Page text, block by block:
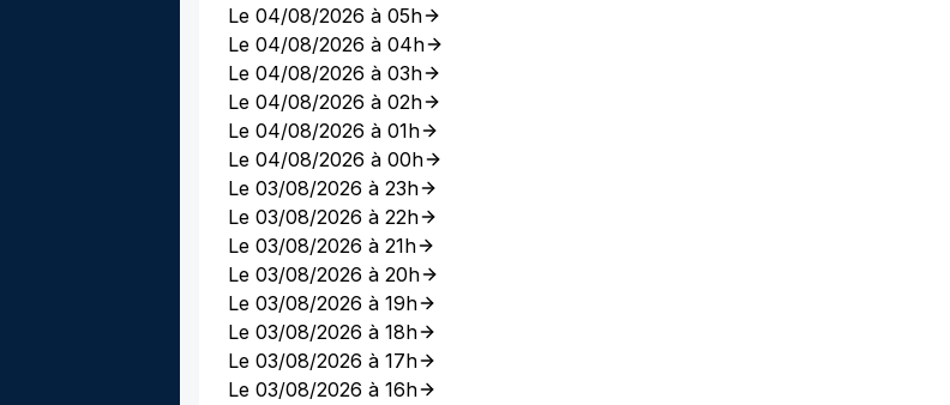
Le 04/08/2026 à 05h
Le 04/08/2026 à 04h
Le 04/08/2026 à 03h
Le 04/08/2026 à 02h
Le 04/08/2026 à 01h
Le 04/08/2026 à 00h
Le 03/08/2026 à 23h
Le 03/08/2026 à 22h
Le 03/08/2026 à 21h
Le 03/08/2026 à 20h
Le 03/08/2026 à 19h
Le 03/08/2026 à 18h
Le 03/08/2026 à 17h
Le 03/08/2026 à 16h